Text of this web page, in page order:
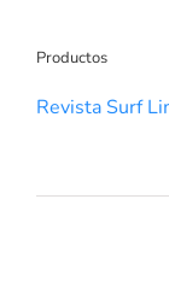
Productos
Revista Surf